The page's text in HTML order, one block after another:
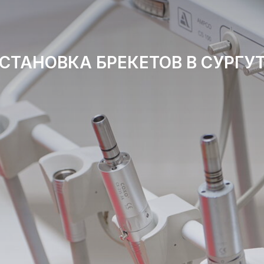
БРЕКЕТОВ В